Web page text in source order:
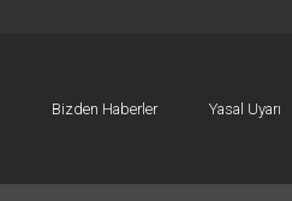
Bizden Haberler Yasal Uyarı